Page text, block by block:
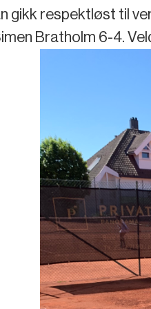
gikk respektløst til
Bratholm 6-4.